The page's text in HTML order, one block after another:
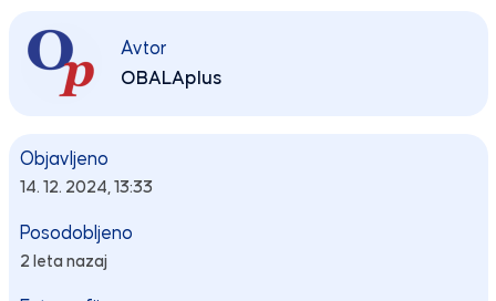
Avtor
OBALAplus
Objavljeno
14. 12. 2024, 13:33
Posodobljeno
2 leta nazaj